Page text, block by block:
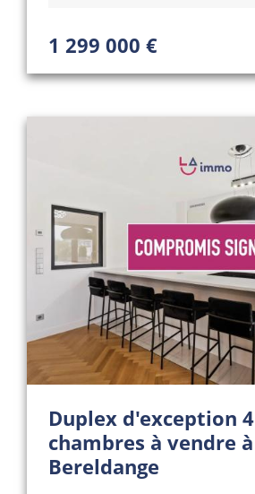
1 299 000 €
Duplex d'exception 4
chambres à vendre à
Bereldange